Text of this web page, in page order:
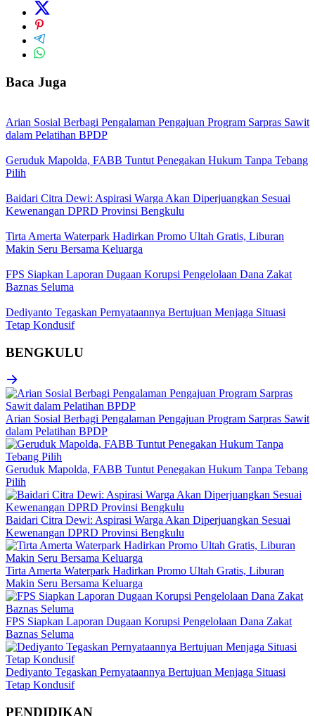
Baca Juga
Arian Sosial Berbagi Pengalaman Pengajuan Program Sarpras Sawit
dalam Pelatihan BPDP
Geruduk Mapolda, FABB Tuntut Penegakan Hukum Tanpa Tebang
Pilih
Baidari Citra Dewi: Aspirasi Warga Akan Diperjuangkan Sesuai
Kewenangan DPRD Provinsi Bengkulu
Tirta Amerta Waterpark Hadirkan Promo Ultah Gratis, Liburan
Makin Seru Bersama Keluarga
FPS Siapkan Laporan Dugaan Korupsi Pengelolaan Dana Zakat
Baznas Seluma
Dediyanto Tegaskan Pernyataannya Bertujuan Menjaga Situasi
Tetap Kondusif
BENGKULU
Arian Sosial Berbagi Pengalaman Pengajuan Program Sarpras Sawit
dalam Pelatihan BPDP
Geruduk Mapolda, FABB Tuntut Penegakan Hukum Tanpa Tebang
Pilih
Baidari Citra Dewi: Aspirasi Warga Akan Diperjuangkan Sesuai
Kewenangan DPRD Provinsi Bengkulu
Tirta Amerta Waterpark Hadirkan Promo Ultah Gratis, Liburan
Makin Seru Bersama Keluarga
FPS Siapkan Laporan Dugaan Korupsi Pengelolaan Dana Zakat
Baznas Seluma
Dediyanto Tegaskan Pernyataannya Bertujuan Menjaga Situasi
Tetap Kondusif
PENDIDIKAN